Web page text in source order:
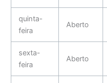
quinta-
feira
Aberto
sexta-
feira
Aberto